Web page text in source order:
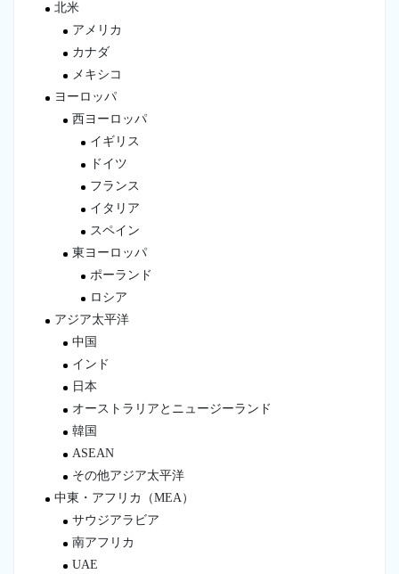
北米
アメリカ
カナダ
メキシコ
ヨーロッパ
西ヨーロッパ
イギリス
ドイツ
フランス
イタリア
スペイン
東ヨーロッパ
ポーランド
ロシア
アジア太平洋
中国
インド
日本
オーストラリアとニュージーランド
韓国
ASEAN
その他アジア太平洋
中東・アフリカ（MEA）
サウジアラビア
南アフリカ
UAE